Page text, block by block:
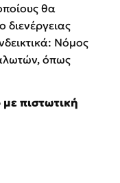
θα
διενέργειας
Νόμος
όπως
με πιστωτική